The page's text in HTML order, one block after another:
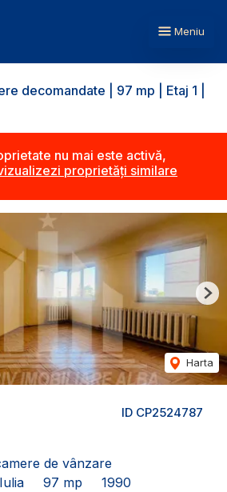
Meniu
decomandate | 97 mp | Etaj 1 |
nu mai este activă,
proprietăți similare
ID CP2524787
de vânzare
97 mp 1990
Harta